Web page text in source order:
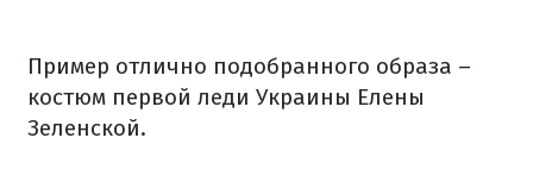
Пример отлично подобранного образа –
костюм первой леди Украины Елены
Зеленской.